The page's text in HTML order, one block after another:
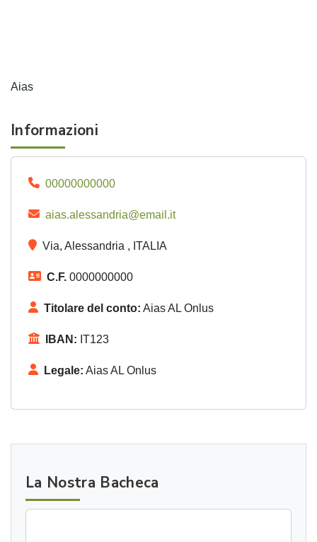
Aias
Informazioni
00000000000
aias.alessandria@email.it
Via, Alessandria , ITALIA
C.F. 0000000000
Titolare del conto: Aias AL Onlus
IBAN: IT123
Legale: Aias AL Onlus
La Nostra Bacheca